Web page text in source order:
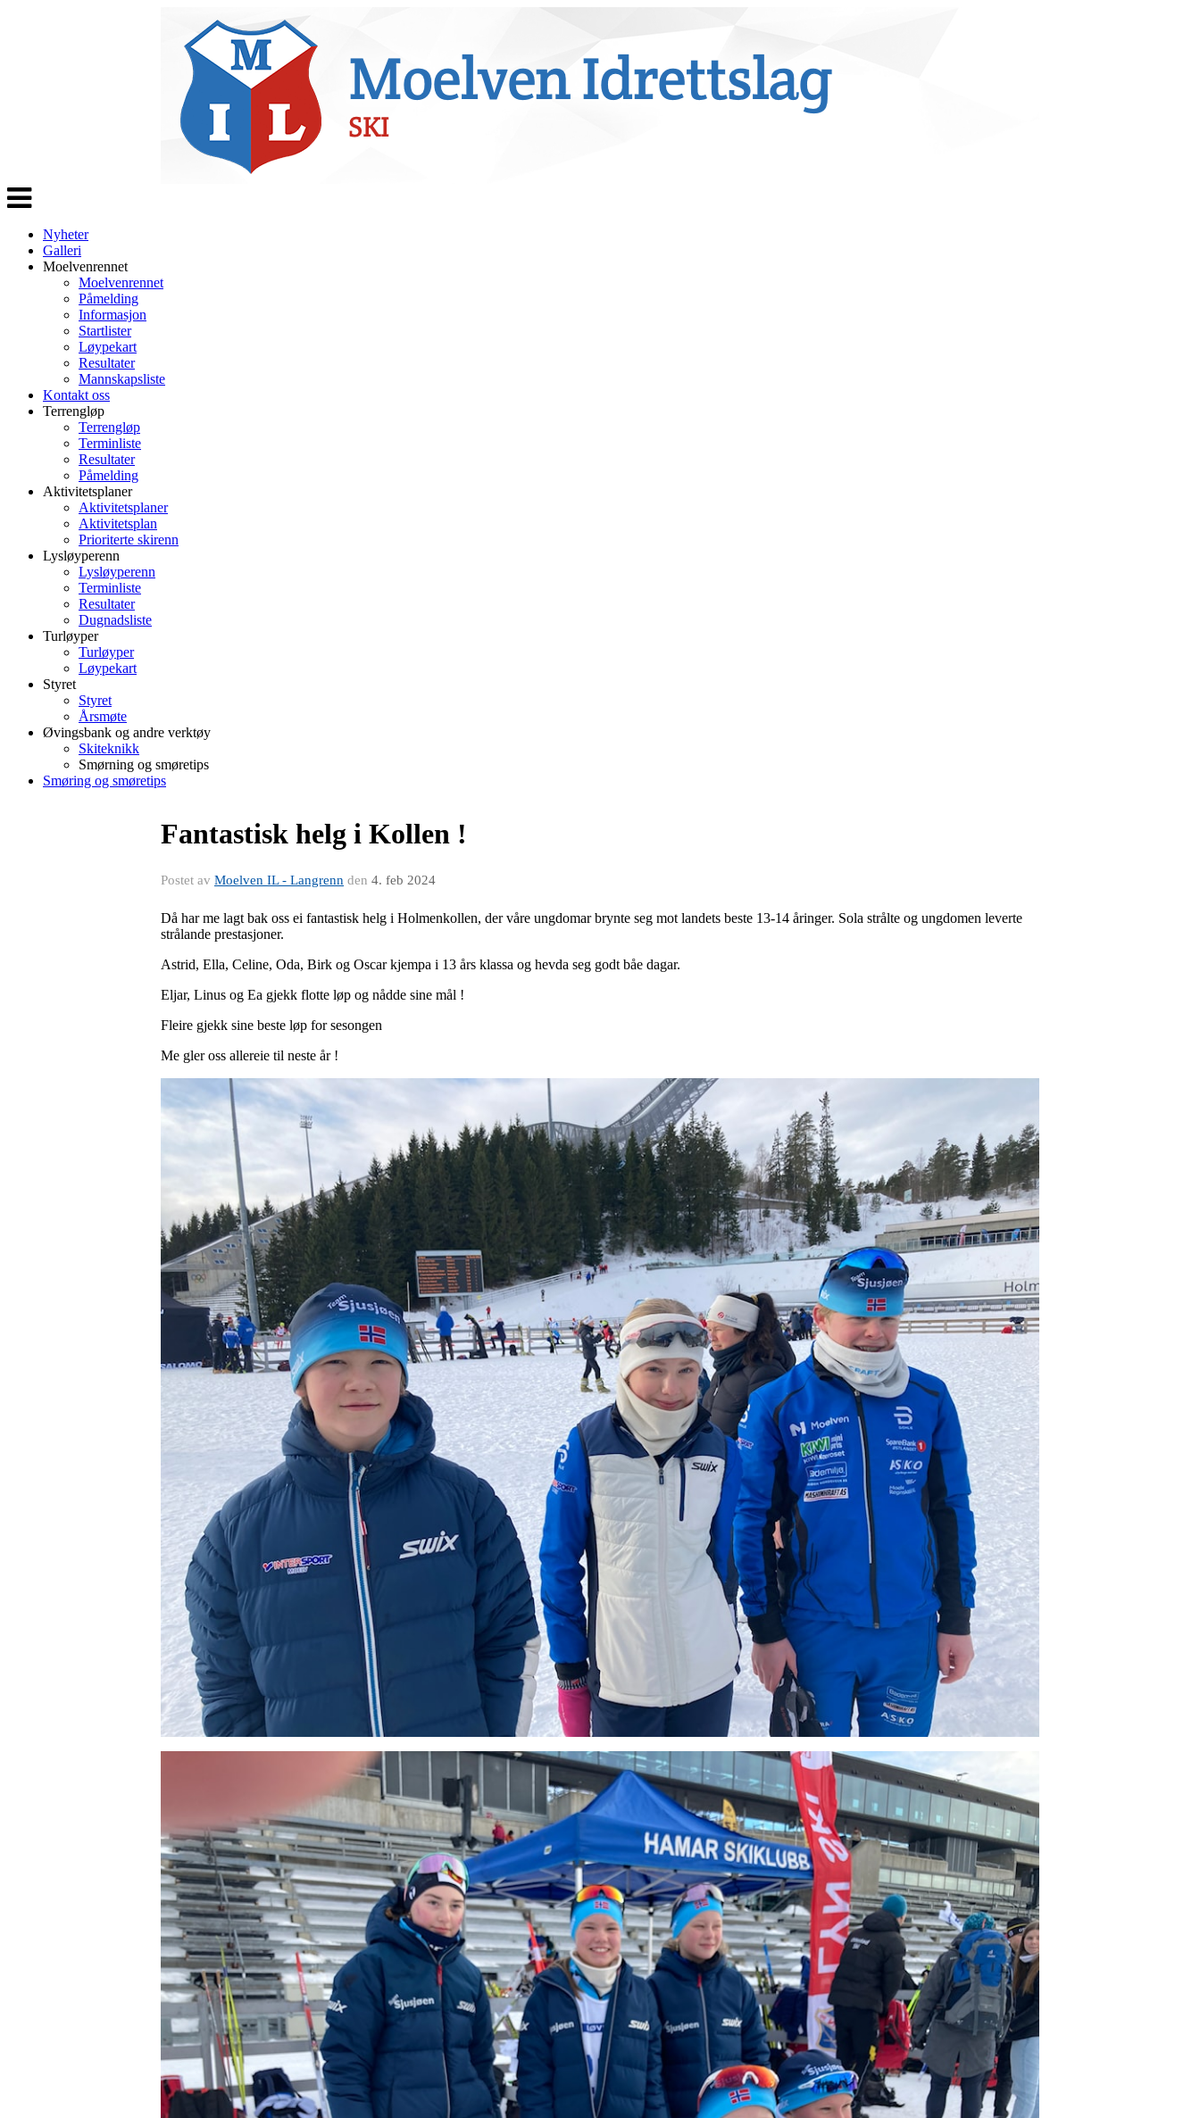
Veksle
navigasjon
Nyheter
Galleri
Moelvenrennet
Moelvenrennet
Påmelding
Informasjon
Startlister
Løypekart
Resultater
Mannskapsliste
Kontakt oss
Terrengløp
Terrengløp
Terminliste
Resultater
Påmelding
Aktivitetsplaner
Aktivitetsplaner
Aktivitetsplan
Prioriterte skirenn
Lysløyperenn
Lysløyperenn
Terminliste
Resultater
Dugnadsliste
Turløyper
Turløyper
Løypekart
Styret
Styret
Årsmøte
Øvingsbank og andre verktøy
Skiteknikk
Smørning og smøretips
Smøring og smøretips
Fantastisk helg i Kollen !
Postet av Moelven IL - Langrenn den 4. feb 2024
Då har me lagt bak oss ei fantastisk helg i Holmenkollen, der våre ungdomar brynte seg mot landets beste 13-14 åringer. Sola strålte og ungdomen leverte
strålande prestasjoner.
Astrid, Ella, Celine, Oda, Birk og Oscar kjempa i 13 års klassa og hevda seg godt båe dagar.
Eljar, Linus og Ea gjekk flotte løp og nådde sine mål !
Fleire gjekk sine beste løp for sesongen
Me gler oss allereie til neste år !